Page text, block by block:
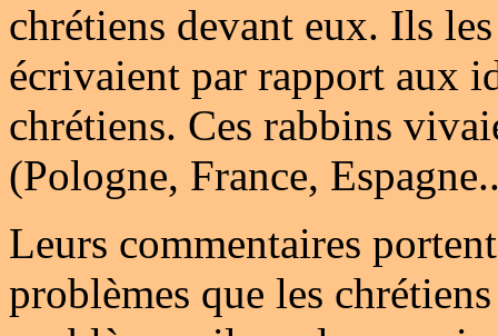
chrétiens devant eux. Ils
écrivaient par rapport aux
chrétiens. Ces rabbins
(Pologne, France,
Leurs commentaires
problèmes que les